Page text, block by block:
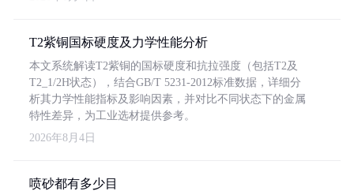
T2紫铜国标硬度及力学性能分析
本文系统解读T2紫铜的国标硬度和抗拉强度（包括T2及
T2_1/2H状态），结合GB/T 5231-2012标准数据，详细分
析其力学性能指标及影响因素，并对比不同状态下的金属
特性差异，为工业选材提供参考。
2026年8月4日
喷砂都有多少目